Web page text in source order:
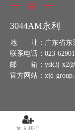
3044AM永利
地 址：广东省东莞
联系电话：023-
邮 箱：ysk3j-
官方网站：xjd-